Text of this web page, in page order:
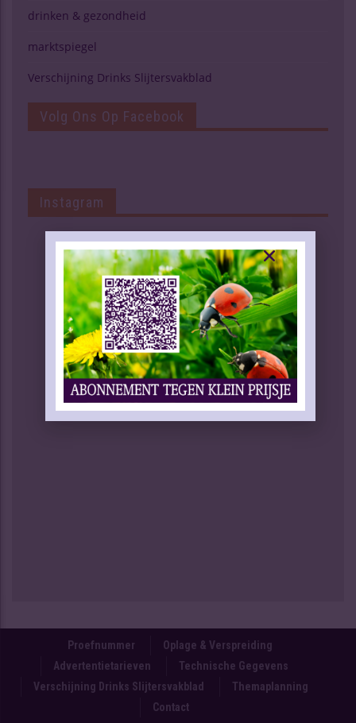
drinken & gezondheid
marktspiegel
Verschijning Drinks Slijtersvakblad
Volg Ons Op Facebook
Instagram
Proefnummer
Oplage & Verspreiding
Advertentietarieven
Technische Gegevens
Verschijning Drinks Slijtersvakblad
Themaplanning
Contact